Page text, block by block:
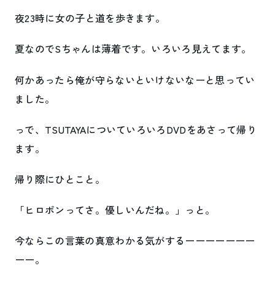
夜23時に女の子と道を歩きます。
夏なのでSちゃんは薄着です。いろいろ見えてます。
何かあったら俺が守らないといけないなーと思ってい
ました。
っで、TSUTAYAについていろいろDVDをあさって帰り
ます。
帰り際にひとこと。
「ヒロポンってさ。優しいんだね。」っと。
今ならこの言葉の真意わかる気がするーーーーーーー
ーー。